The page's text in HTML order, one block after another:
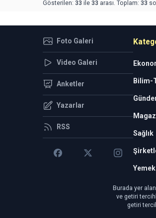
Gösterilen: 33 ile 33 arası. Toplam: 33
Foto Galeri
Video Galeri
Anketler
Yazarlar
RSS
Bilim-
Sağlık
Burada yer
ve getiri
getiri